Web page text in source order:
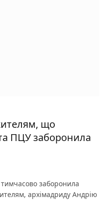
що
ПЦУ заборонила
заборонила
архімадриду Андрію